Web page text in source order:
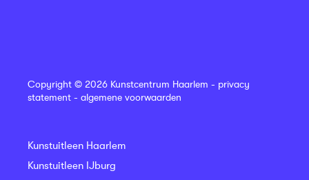
Copyright © 2026 Kunstcentrum Haarlem - privacy
statement - algemene voorwaarden
Kunstuitleen Haarlem
Kunstuitleen IJburg